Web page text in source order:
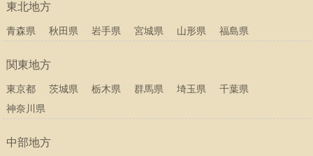
東北地方
青森県 秋田県 岩手県 宮城県 山形県 福島県
関東地方
東京都 茨城県 栃木県 群馬県 埼玉県
千葉県
神奈川県
中部地方